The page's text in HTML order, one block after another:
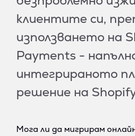
клиентите си,
използването на
Payments -
интегрираното
решение на
Мога ли да мигрирам